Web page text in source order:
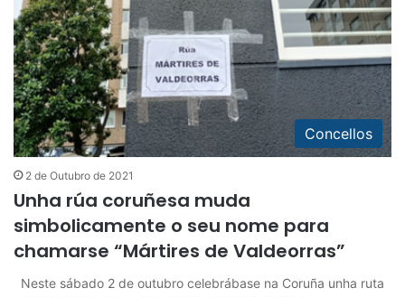
Concellos
2 de Outubro de 2021
Unha rúa coruñesa muda
simbolicamente o seu nome para
chamarse “Mártires de Valdeorras”
Neste sábado 2 de outubro celebrábase na Coruña unha ruta